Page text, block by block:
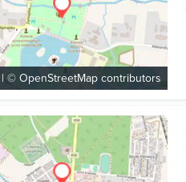
| ©OpenStreetMap contributors